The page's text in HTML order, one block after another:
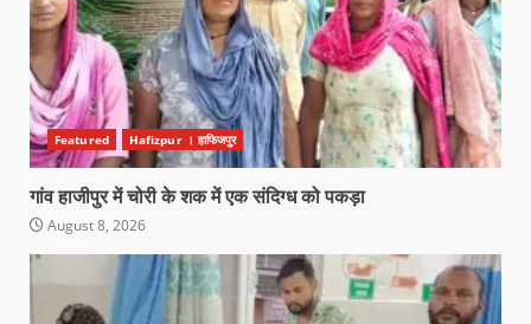
Featured Hafizpur । हाफिजपुर
गांव हाजीपुर में चोरी के शक में एक संदिग्ध को पकड़ा
August 8, 2026